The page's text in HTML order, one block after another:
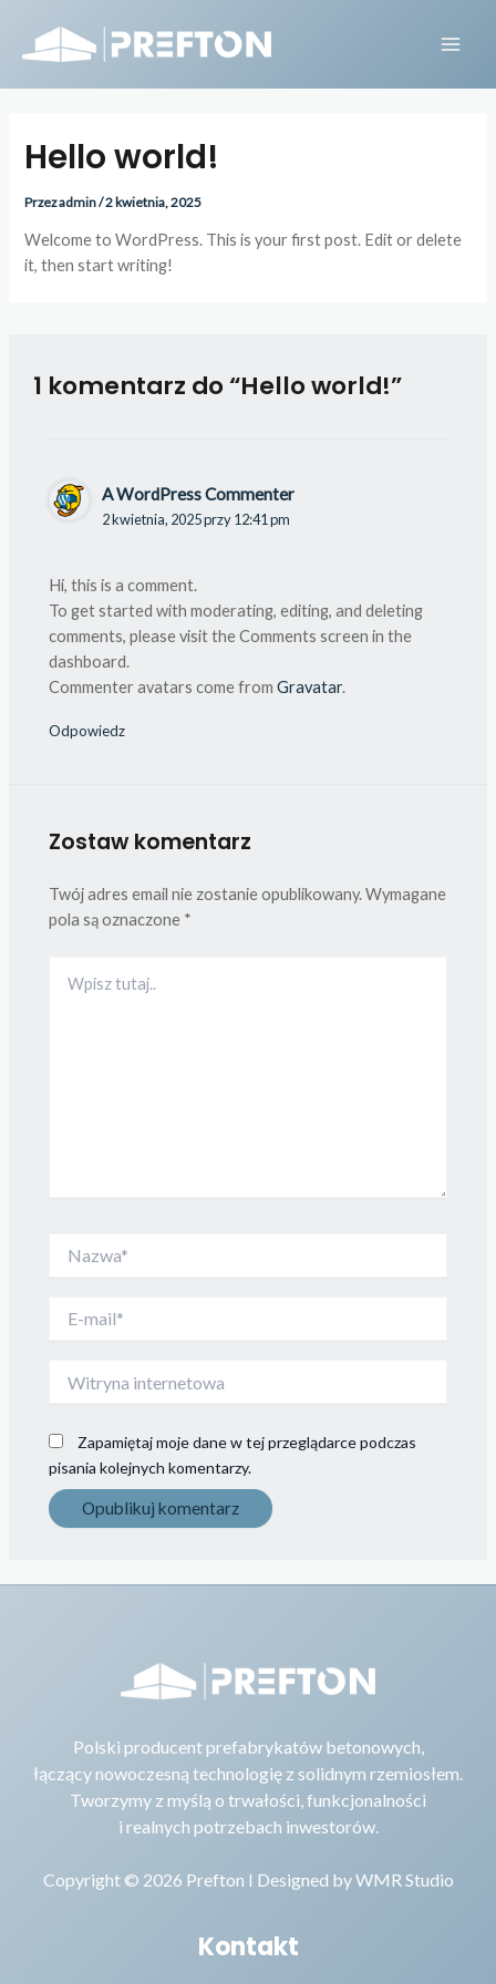
treści
Hello world!
Przezadmin/2 kwietnia, 2025
Welcome to WordPress. This is your first post. Edit or delete
it, then start writing!
1 komentarz do “Hello world!”
A WordPress Commenter
2 kwietnia, 2025 przy 12:41 pm
Hi, this is a comment.
To get started with moderating, editing, and deleting
comments, please visit the Comments screen in the
dashboard.
Commenter avatars come fromGravatar.
Odpowiedz
Zostaw komentarz
Twój adres email nie zostanie opublikowany.Wymagane
pola są oznaczone *
tutaj..
mail*
internetowa
Zapamiętaj moje dane w tej przeglądarce podczas
pisania kolejnych komentarzy.
Polski producent prefabrykatów betonowych,
łączący nowoczesną technologię z solidnym rzemiosłem.
Tworzymy z myślą o trwałości, funkcjonalności
i realnych potrzebach inwestorów.
Copyright © 2026 Prefton I Designed byWMR Studio
Kontakt